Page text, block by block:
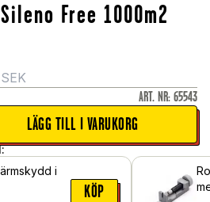
Free 1000m2
SEK
ART. NR: 65543
LÄGG TILL I VARUKORG
i
KÖP